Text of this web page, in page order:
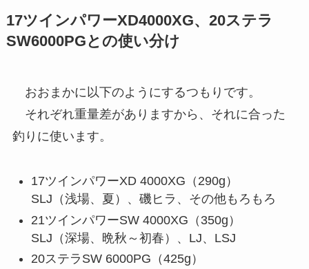
17ツインパワーXD4000XG、20ステラ
SW6000PGとの使い分け
おおまかに以下のようにするつもりです。
それぞれ重量差がありますから、それに合った
釣りに使います。
17ツインパワーXD 4000XG（290g）
SLJ（浅場、夏）、磯ヒラ、その他もろもろ
21ツインパワーSW 4000XG（350g）
SLJ（深場、晩秋～初春）、LJ、LSJ
20ステラSW 6000PG（425g）